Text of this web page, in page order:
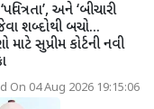
અને ‘બીચારી
શબ્દોથી બચો...
માટે સુપ્રીમ કોર્ટની નવી
On 04 Aug 2026 19:15:06